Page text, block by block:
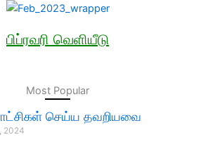
பிப்ரவரி வெளியீடு
Most Popular
செய்ய தவறியவை
2024